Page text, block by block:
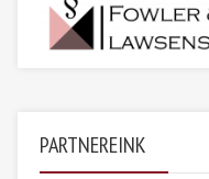
PARTNEREINK